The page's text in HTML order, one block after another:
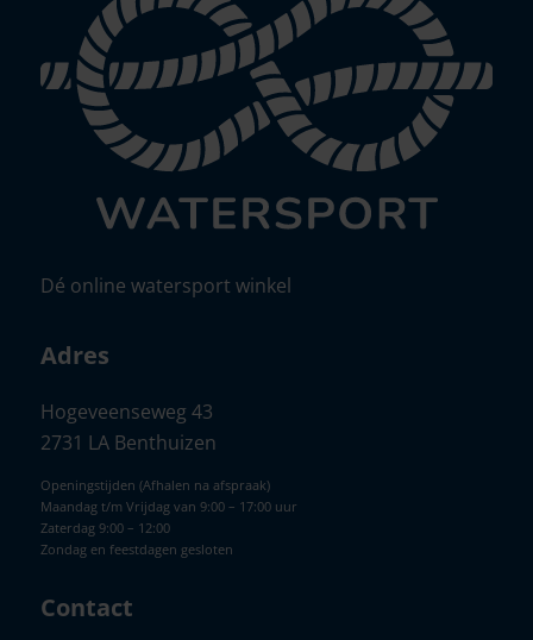
Dé online watersport winkel
Adres
Hogeveenseweg 43
2731 LA Benthuizen
Openingstijden (Afhalen na afspraak)
Maandag t/m Vrijdag van 9:00 – 17:00 uur
Zaterdag 9:00 – 12:00
Zondag en feestdagen gesloten
Contact